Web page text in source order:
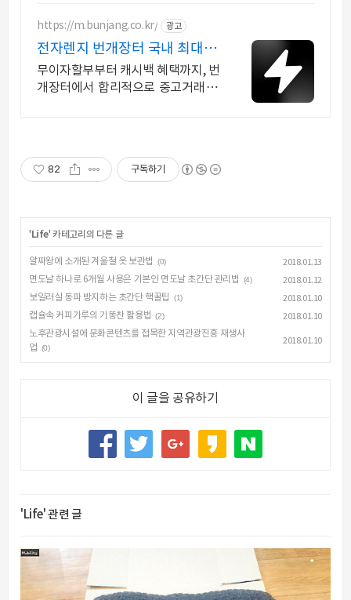
https://m.bunjang.co.kr/ 광고
전자렌지 번개장터 국내 최대 브
랜드 중고거래
무이자할부부터 캐시백 혜택까지, 번
개장터에서 합리적으로 중고거래 하
82 구독하기
' Life' 카테고리의 다른 글
알짜왕에 소개된 겨울철 옷 보관법 (0)
2018.01.13
면도날 하나로 6개월 사용은 기본인 면도날 초간단 관리법
(4)
2018.01.12
보일러실 동파 방지하는 초간단 핵꿀팁
(1)
2018.01.10
캡슐속 커피가루의 기똥찬 활용법 (2)
2018.01.10
노후관광시설에 문화콘텐츠를 접목한 지역관광진흥 재생사
업 (0)
2018.01.10
이 글을 공유하기
'Life' 관련 글